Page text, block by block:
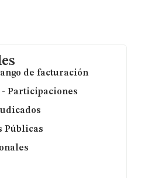
de facturación
Participaciones
Públicas